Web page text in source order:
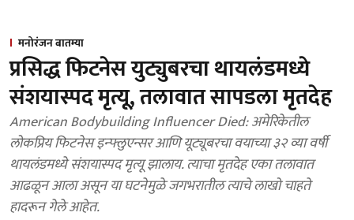
मनोरंजन बातम्या
प्रसिद्ध फिटनेस युट्युबरचा थायलंडमध्ये
संशयास्पद मृत्यू, तलावात सापडला मृतदेह
American Bodybuilding Influencer Died: अमेरिकेतील
लोकप्रिय फिटनेस इन्फ्लुएन्सर आणि यूट्यूबरचा वयाच्या ३२ व्या वर्षी
थायलंडमध्ये संशयास्पद मृत्यू झालाय. त्याचा मृतदेह एका तलावात
आढळून आला असून या घटनेमुळे जगभरातील त्याचे लाखो चाहते
हादरून गेले आहेत.